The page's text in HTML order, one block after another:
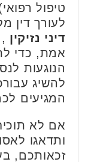
טיפול
לעורך דין
דיני נזיקין
אמת, כדי
הנוגעות
להשיג
המגיעים
אם לא
ותדאגו
זכאותכם,